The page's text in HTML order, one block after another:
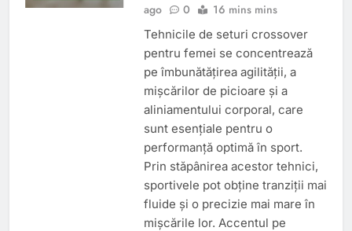
ago
0 16 mins mins
Tehnicile de seturi crossover
pentru femei se concentrează
pe îmbunătățirea agilității, a
mișcărilor de picioare și a
aliniamentului corporal, care
sunt esențiale pentru o
performanță optimă în sport.
Prin stăpânirea acestor tehnici,
sportivele pot obține tranziții mai
fluide și o precizie mai mare în
mișcările lor. Accentul pe